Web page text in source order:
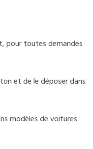
pour toutes demandes
et de le déposer dans
modèles de voitures